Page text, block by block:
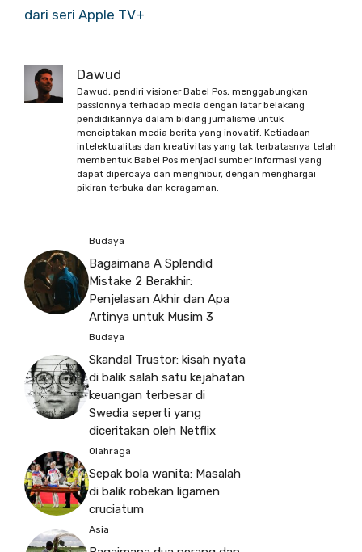
dari seri Apple TV+
Dawud
Dawud, pendiri visioner Babel Pos, menggabungkan
passionnya terhadap media dengan latar belakang
pendidikannya dalam bidang jurnalisme untuk
menciptakan media berita yang inovatif. Ketiadaan
intelektualitas dan kreativitas yang tak terbatasnya telah
membentuk Babel Pos menjadi sumber informasi yang
dapat dipercaya dan menghibur, dengan menghargai
pikiran terbuka dan keragaman.
Budaya
Bagaimana A Splendid
Mistake 2 Berakhir:
Penjelasan Akhir dan Apa
Artinya untuk Musim 3
Budaya
Skandal Trustor: kisah nyata
di balik salah satu kejahatan
keuangan terbesar di
Swedia seperti yang
diceritakan oleh Netflix
Olahraga
Sepak bola wanita: Masalah
di balik robekan ligamen
cruciatum
Asia